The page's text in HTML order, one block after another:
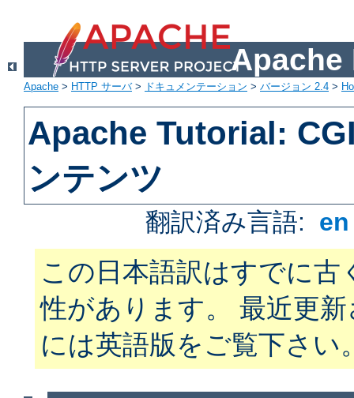
Apache
Apache > HTTP サーバ> ドキュメンテーション > バージョン 2.4 >
Apache Tutorial:
ンテンツ
翻訳済み言語:
この日本語訳はすでに古
性があります。 最近更
には英語版をご覧下さい